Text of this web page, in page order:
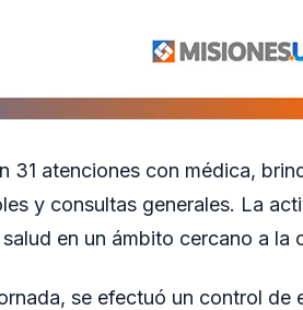
31 atenciones con médica,
y consultas generales. La
en un ámbito cercano a la
se efectuó un control de